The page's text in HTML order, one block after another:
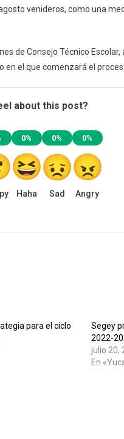
venideros, como una
de Consejo Técnico
el que comenzará el
about this post?
0%
Haha
0%
Sad
0%
Angry
para el ciclo
Segey
2022-
julio 20,
En